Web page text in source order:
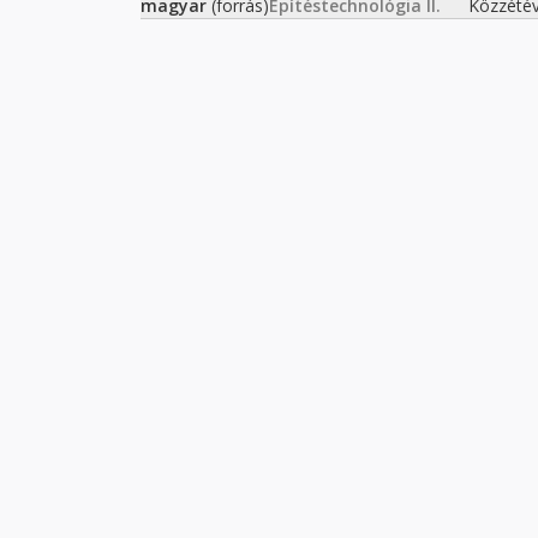
magyar (forrás)Építéstechnológia II.